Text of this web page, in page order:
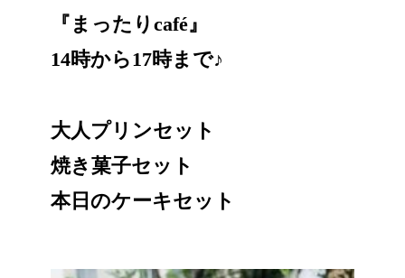
『まったりcafé』
14時から17時まで♪
大人プリンセット
焼き菓子セット
本日のケーキセット